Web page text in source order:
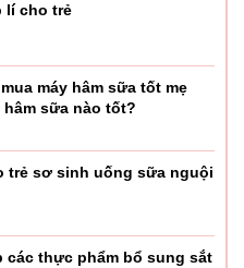
lí cho trẻ
máy hâm sữa tốt mẹ
hâm sữa nào tốt?
trẻ sơ sinh uống sữa nguội
các thực phẩm bổ sung sắt